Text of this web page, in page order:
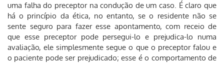
uma falha do preceptor na condução de um caso. É claro que
há o princípio da ética, no entanto, se o residente não se
sente seguro para fazer esse apontamento, com receio de
que esse preceptor pode persegui-lo e prejudica-lo numa
avaliação, ele simplesmente segue o que o preceptor falou e
o paciente pode ser prejudicado; esse é o comportamento de